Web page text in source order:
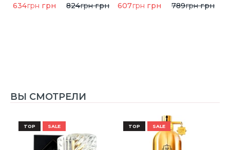
634грн грн 824грнгрн
607грн грн 789грнгрн
ВЫ СМОТРЕЛИ
TOP SALE TOP SALE